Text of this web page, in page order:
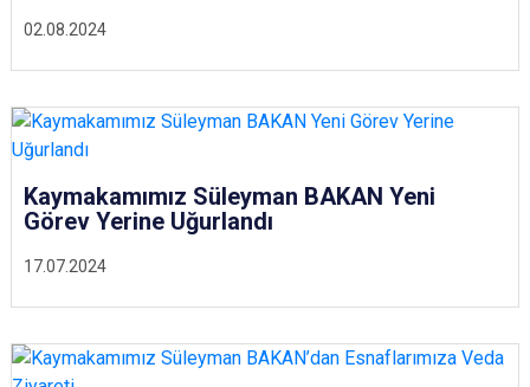
02.08.2024
17.07.2024
Kaymakamımız Süleyman BAKAN Yeni
Görev Yerine Uğurlandı